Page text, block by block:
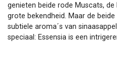
genieten beide rode Muscats, de
grote bekendheid. Maar de
subtiele aroma´s van
speciaal: Essensia is een